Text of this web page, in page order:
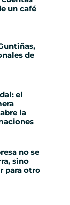
un café
de
el
la
no se
sino
para otro